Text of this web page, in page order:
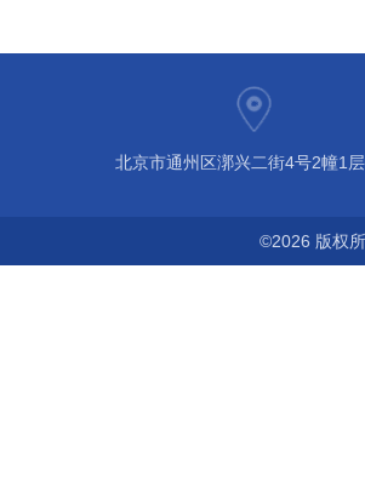
北京市通州区漷兴二街4号2幢1
©2026 版权